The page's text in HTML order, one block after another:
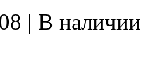
| В наличии